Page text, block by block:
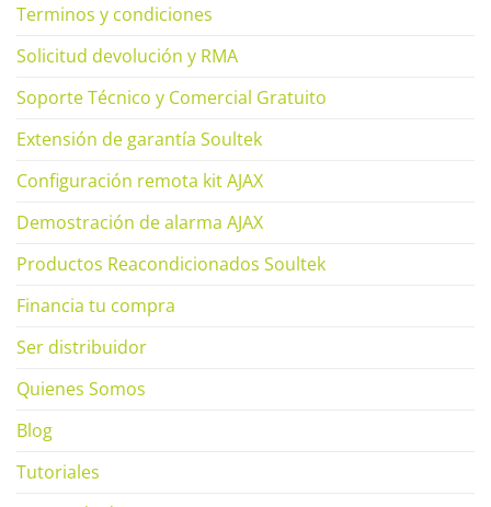
Terminos y condiciones
Solicitud devolución y RMA
Soporte Técnico y Comercial Gratuito
Extensión de garantía Soultek
Configuración remota kit AJAX
Demostración de alarma AJAX
Productos Reacondicionados Soultek
Financia tu compra
Ser distribuidor
Quienes Somos
Blog
Tutoriales